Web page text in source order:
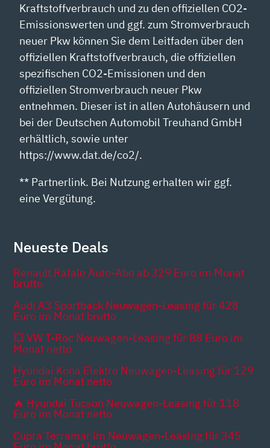
Kraftstoffverbrauch und zu den offiziellen CO2-
Emissionswerten und ggf. zum Stromverbrauch
neuer Pkw können Sie dem Leitfaden über den
offiziellen Kraftstoffverbrauch, die offiziellen
spezifischen CO2-Emissionen und den
offiziellen Stromverbrauch neuer Pkw
entnehmen. Dieser ist in allen Autohäusern und
bei der Deutschen Automobil Treuhand GmbH
erhältlich, sowie unter
https://www.dat.de/co2/.
** Partnerlink. Bei Nutzung erhalten wir ggf.
eine Vergütung.
Neueste Deals
Renault Rafale Auto-Abo ab 329 Euro im Monat
brutto
Audi A3 Sportback Neuwagen-Leasing für 428
Euro im Monat brutto
💥 VW T-Roc Neuwagen-Leasing für 88 Euro im
Monat netto
Hyundai Kona Elektro Neuwagen-Leasing für 129
Euro im Monat netto
🔥 Hyundai Tucson Neuwagen-Leasing für 118
Euro im Monat netto
Cupra Terramar im Neuwagen-Leasing für 345